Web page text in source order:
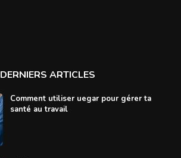
DERNIERS ARTICLES
Comment utiliser uegar pour gérer ta
santé au travail